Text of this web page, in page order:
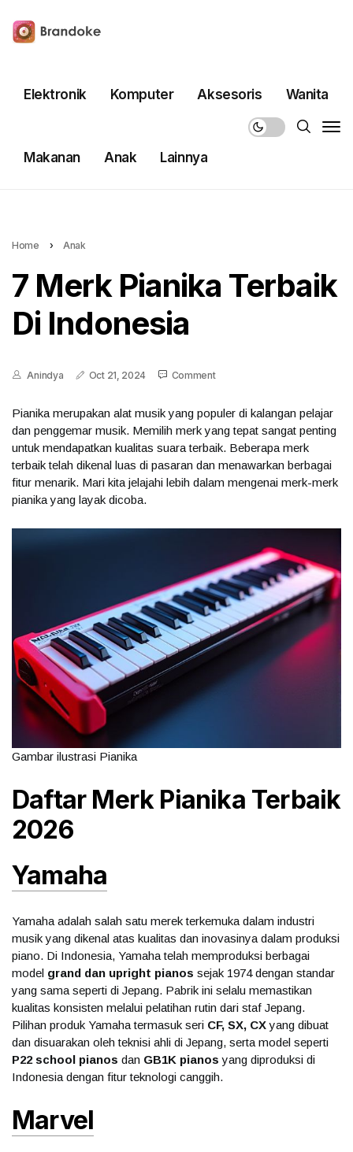
Elektronik Komputer Aksesoris Wanita
Makanan Anak Lainnya
Home › Anak
7 Merk Pianika Terbaik
Di Indonesia
Anindya Oct 21, 2024 Comment
Pianika merupakan alat musik yang populer di kalangan pelajar
dan penggemar musik. Memilih merk yang tepat sangat penting
untuk mendapatkan kualitas suara terbaik. Beberapa merk
terbaik telah dikenal luas di pasaran dan menawarkan berbagai
fitur menarik. Mari kita jelajahi lebih dalam mengenai merk-merk
pianika yang layak dicoba.
Gambar ilustrasi Pianika
Daftar Merk Pianika Terbaik
2026
Yamaha
Yamaha adalah salah satu merek terkemuka dalam industri
musik yang dikenal atas kualitas dan inovasinya dalam produksi
piano. Di Indonesia, Yamaha telah memproduksi berbagai
model grand dan upright pianos sejak 1974 dengan standar
yang sama seperti di Jepang. Pabrik ini selalu memastikan
kualitas konsisten melalui pelatihan rutin dari staf Jepang.
Pilihan produk Yamaha termasuk seri CF, SX, CXyang dibuat
dan disuarakan oleh teknisi ahli di Jepang, serta model seperti
P22 school pianos dan GB1K pianos yang diproduksi di
Indonesia dengan fitur teknologi canggih.
Marvel